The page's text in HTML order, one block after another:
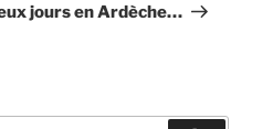
jours en Ardèche…